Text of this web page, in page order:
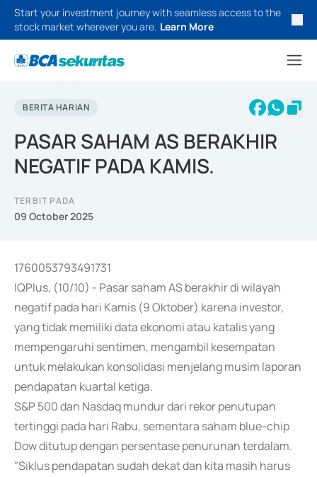
Start your investment journey with seamless access to the
stock market wherever you are. Learn More
BERITA HARIAN
PASAR SAHAM AS BERAKHIR
NEGATIF PADA KAMIS.
TERBIT PADA
09 October 2025
1760053793491731
IQPlus, (10/10) - Pasar saham AS berakhir di wilayah
negatif pada hari Kamis (9 Oktober) karena investor,
yang tidak memiliki data ekonomi atau katalis yang
mempengaruhi sentimen, mengambil kesempatan
untuk melakukan konsolidasi menjelang musim laporan
pendapatan kuartal ketiga.
S&P 500 dan Nasdaq mundur dari rekor penutupan
tertinggi pada hari Rabu, sementara saham blue-chip
Dow ditutup dengan persentase penurunan terdalam.
"Siklus pendapatan sudah dekat dan kita masih harus